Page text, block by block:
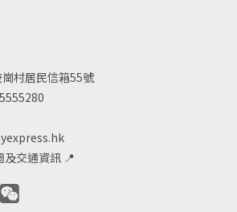
村居民信箱55號
及交通資訊 📍